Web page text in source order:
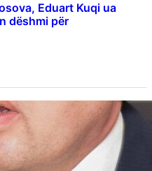
Eduart Kuqi ua
dëshmi për